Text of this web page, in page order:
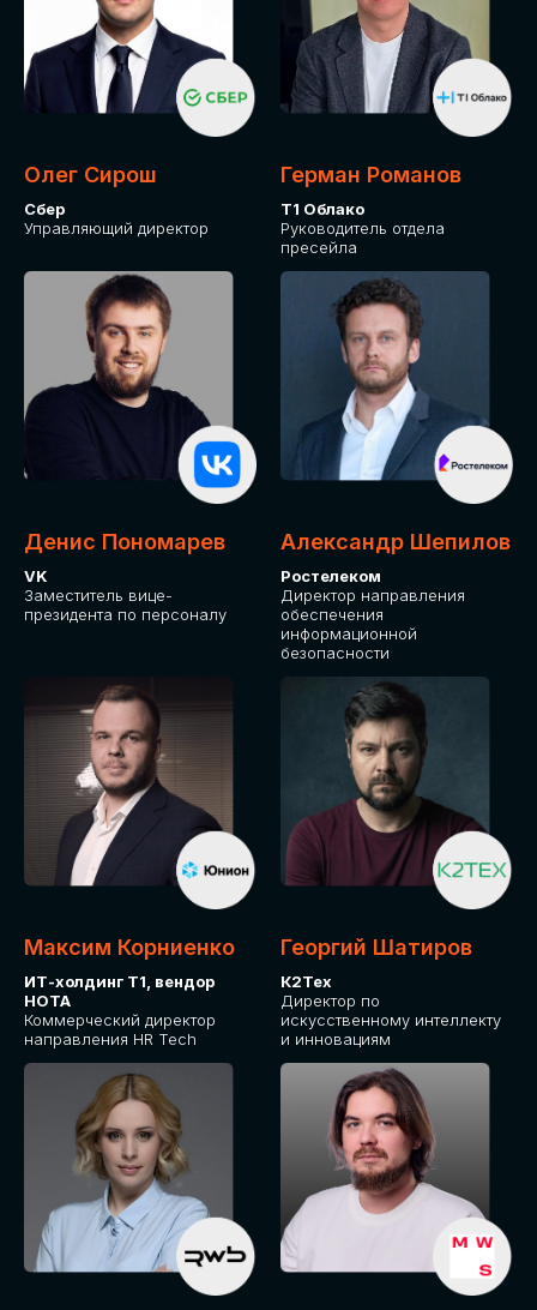
Олег Сирош
Сбер
Управляющий директор
Герман Романов
Т1 Облако
Руководитель отдела
пресейла
Денис Пономарев
VK
Заместитель вице-
президента по персоналу
Александр Шепилов
Ростелеком
Директор направления
обеспечения
информационной
безопасности
Максим Корниенко
ИТ-холдинг Т1, вендор
НОТА
Коммерческий директор
направления HR Tech
Георгий Шатиров
К2Тех
Директор по
искусственному интеллекту
и инновациям